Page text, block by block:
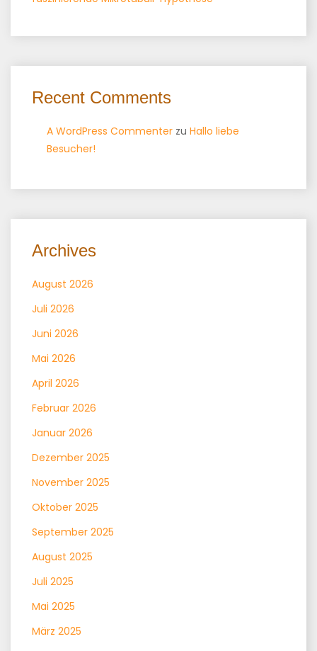
Recent Comments
A WordPress Commenter zu Hallo liebe
Besucher!
Archives
August 2026
Juli 2026
Juni 2026
Mai 2026
April 2026
Februar 2026
Januar 2026
Dezember 2025
November 2025
Oktober 2025
September 2025
August 2025
Juli 2025
Mai 2025
März 2025